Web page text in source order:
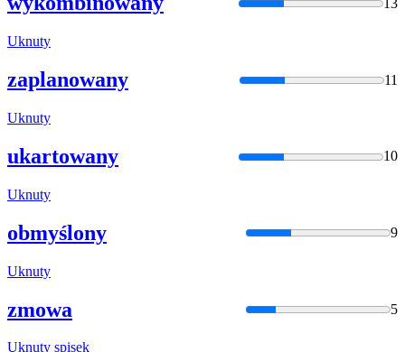
Uknuty
zaplanowany 11
Uknuty
ukartowany 10
Uknuty
obmyślony 9
Uknuty
zmowa 5
Uknuty spisek